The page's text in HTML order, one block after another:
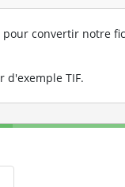
pour convertir notre
d'exemple TIF.